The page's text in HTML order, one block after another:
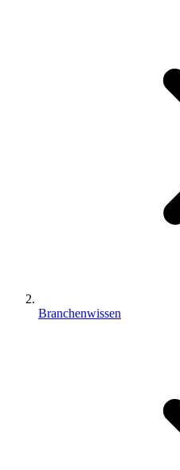
Branchenwissen